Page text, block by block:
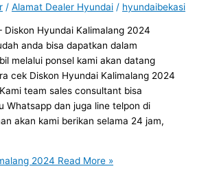
/Alamat Dealer Hyundai / hyundaibekasi
Diskon Hyundai Kalimalang 2024
anda bisa dapatkan dalam
melalui ponsel kami akan datang
cek Diskon Hyundai Kalimalang 2024
team sales consultant bisa
Whatsapp dan juga line telpon di
akan kami berikan selama 24 jam,
2024 Read More »